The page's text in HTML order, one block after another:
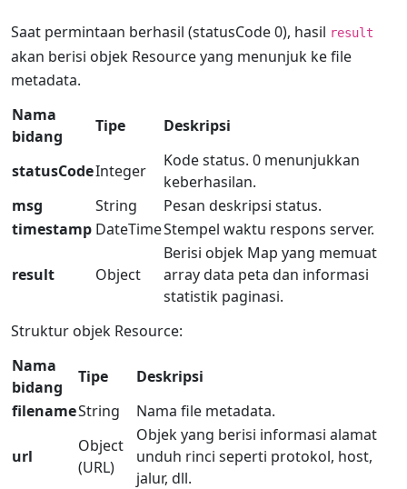
Saat permintaan berhasil (statusCode 0), hasil result
akan berisi objek Resource yang menunjuk ke file
metadata.
Nama
bidang
Tipe Deskripsi
statusCodeInteger
Kode status. 0 menunjukkan
keberhasilan.
msg
String
Pesan deskripsi status.
timestamp DateTimeStempel waktu respons server.
result Object
Berisi objek Map yang memuat
array data peta dan informasi
statistik paginasi.
Struktur objek Resource:
Nama
bidang
Tipe
Deskripsi
filenameString Nama file metadata.
url
Object
(URL)
Objek yang berisi informasi alamat
unduh rinci seperti protokol, host,
jalur, dll.